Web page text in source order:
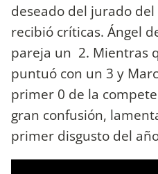
deseado del jurado
recibió críticas. Ángel
pareja un 2. Mientras
puntuó con un 3 y
primer 0 de la
gran confusión,
primer disgusto del